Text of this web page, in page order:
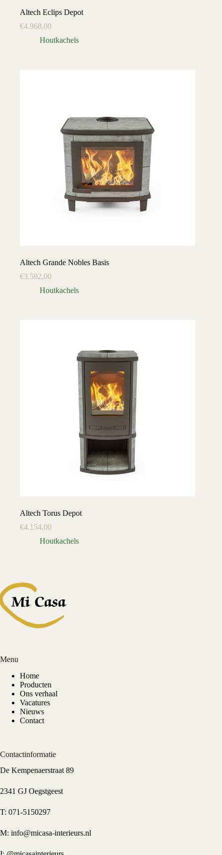
Altech Eclips Depot
€4.968,00
Houtkachels
Altech Grande Nobles Basis
€3.592,00
Houtkachels
Altech Torus Depot
€4.154,00
Houtkachels
Menu
Home
Producten
Ons verhaal
Vacatures
Nieuws
Contact
Contactinformatie
De Kempenaerstraat 89
2341 GJ Oegstgeest
T: 071-5150297
M: info@micasa-interieurs.nl